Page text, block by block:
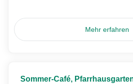
Mehr erfahren
Sommer-Café,